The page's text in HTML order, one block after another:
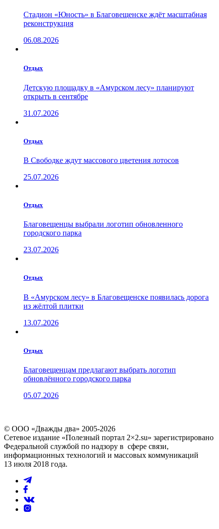
Стадион «Юность» в Благовещенске ждёт масштабная
реконструкция
06.08.2026
Отдых
Детскую площадку в «Амурском лесу» планируют
открыть в сентябре
31.07.2026
Отдых
В Свободке ждут массового цветения лотосов
25.07.2026
Отдых
Благовещенцы выбрали логотип обновленного
городского парка
23.07.2026
Отдых
В «Амурском лесу» в Благовещенске появилась дорога
из жёлтой плитки
13.07.2026
Отдых
Благовещенцам предлагают выбрать логотип
обновлённого городского парка
05.07.2026
© ООО «Дважды два» 2005-2026
Сетевое издание «Полезный портал 2×2.su» зарегистрировано
Федеральной службой по надзору в сфере связи,
информационных технологий и массовых коммуникаций
13 июля 2018 года.